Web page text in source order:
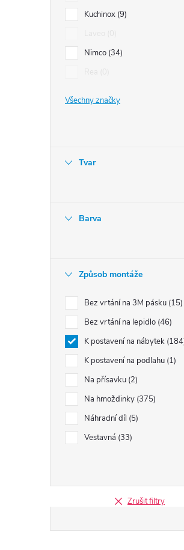
Kuchinox 9
Nimco 34
Všechny značky
Tvar
Barva
Způsob montáže
Bez vrtání na 3M pásku 15
Bez vrtání na lepidlo 46
K postavení na nábytek 184
K postavení na podlahu 1
Na přísavku 2
Na hmoždinky 375
Náhradní díl 5
Vestavná 33
Zrušit filtry